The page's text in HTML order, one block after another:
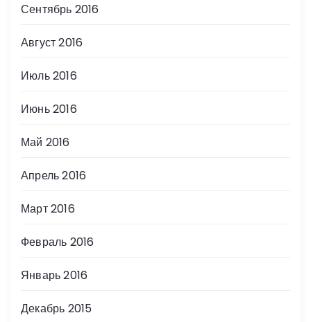
Сентябрь 2016
Август 2016
Июль 2016
Июнь 2016
Май 2016
Апрель 2016
Март 2016
Февраль 2016
Январь 2016
Декабрь 2015